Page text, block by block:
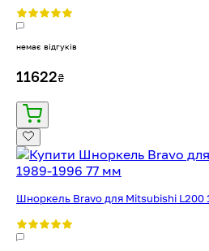
немає відгуків
11622₴
Шноркель Bravo для Mitsubishi L200